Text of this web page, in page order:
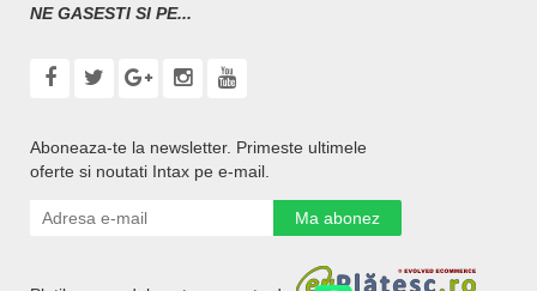
NE GASESTI SI PE...
Aboneaza-te la newsletter. Primeste ultimele
oferte si noutati Intax pe e-mail.
Ma abonez